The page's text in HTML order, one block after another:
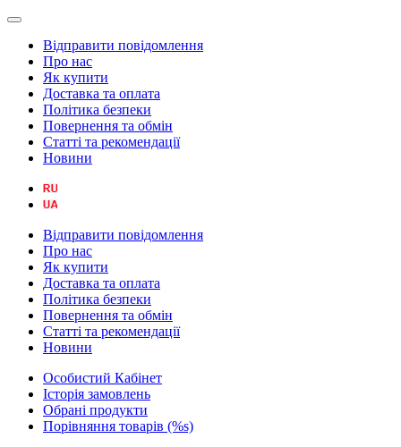
Відправити повідомлення
Про нас
Як купити
Доставка та оплата
Політика безпеки
Повернення та обмін
Статті та рекомендації
Новини
Відправити повідомлення
Про нас
Як купити
Доставка та оплата
Політика безпеки
Повернення та обмін
Статті та рекомендації
Новини
Особистий Кабінет
Історія замовлень
Обрані продукти
Порівняння товарів (%s)